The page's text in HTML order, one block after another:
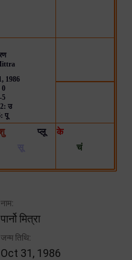
नाम:
पार्नो मित्रा
जन्म तिथि:
Oct 31, 1986